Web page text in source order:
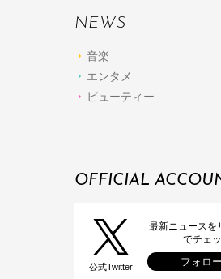
NEWS
音楽
エンタメ
ビューティー
OFFICIAL
公式Twitter
最新ニュースを
でチェ
フォロ